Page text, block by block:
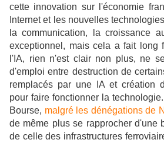
cette innovation sur l'économie
Internet et les nouvelles
la communication, la croissance
exceptionnel, mais cela a fait long
l'IA, rien n'est clair non plus, ne
d'emploi entre destruction de
remplacés par une IA et création
pour faire fonctionner la
Bourse, malgré les dénégations de
de même plus se rapprocher d'une
de celle des infrastructures